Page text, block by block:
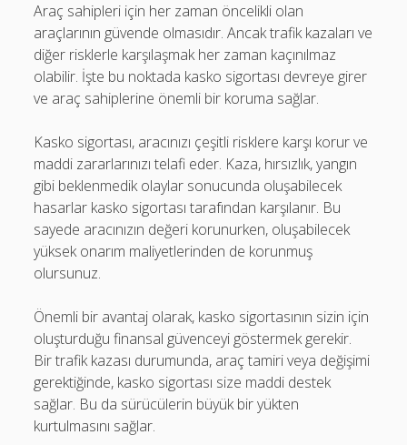
Araç sahipleri için her zaman öncelikli olan
araçlarının güvende olmasıdır. Ancak trafik kazaları ve
diğer risklerle karşılaşmak her zaman kaçınılmaz
olabilir. İşte bu noktada kasko sigortası devreye girer
ve araç sahiplerine önemli bir koruma sağlar.
Kasko sigortası, aracınızı çeşitli risklere karşı korur ve
maddi zararlarınızı telafi eder. Kaza, hırsızlık, yangın
gibi beklenmedik olaylar sonucunda oluşabilecek
hasarlar kasko sigortası tarafından karşılanır. Bu
sayede aracınızın değeri korunurken, oluşabilecek
yüksek onarım maliyetlerinden de korunmuş
olursunuz.
Önemli bir avantaj olarak, kasko sigortasının sizin için
oluşturduğu finansal güvenceyi göstermek gerekir.
Bir trafik kazası durumunda, araç tamiri veya değişimi
gerektiğinde, kasko sigortası size maddi destek
sağlar. Bu da sürücülerin büyük bir yükten
kurtulmasını sağlar.